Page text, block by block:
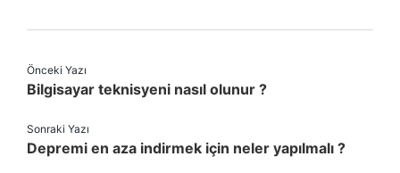
Önceki Yazı
Bilgisayar teknisyeni nasıl olunur ?
Sonraki Yazı
Depremi en aza indirmek için neler yapılmalı ?